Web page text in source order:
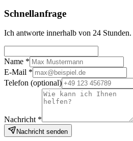
Schnellanfrage
Ich antworte innerhalb von 24 Stunden.
Name *
E-Mail *
Telefon (optional)
Nachricht *
Nachricht senden